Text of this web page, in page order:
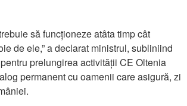
să funcționeze atâta timp cât
de ele,” a declarat ministrul, subliniind
prelungirea activității CE Oltenia
permanent cu oamenii care asigură, zi